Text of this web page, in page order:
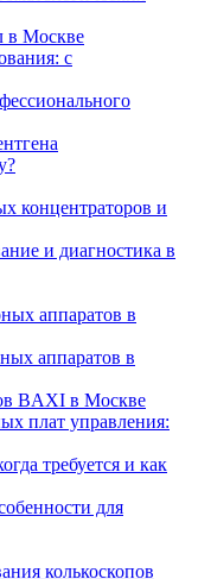
в Москве
с
концентраторов и
и диагностика в
аппаратов в
аппаратов в
BAXI в Москве
плат управления:
требуется и как
для
колькоскопов